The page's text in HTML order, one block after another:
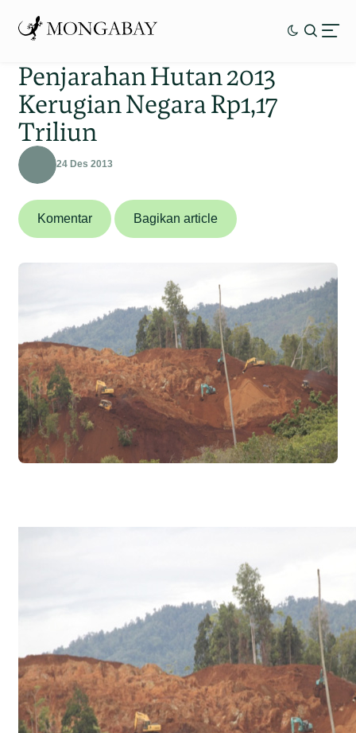
Penjarahan Hutan 2013
Kerugian Negara Rp1,17
Triliun
24 Des 2013
Komentar Bagikan article